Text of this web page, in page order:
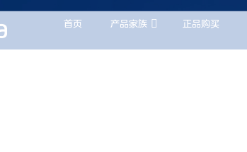
首页 产品家族  正品购买